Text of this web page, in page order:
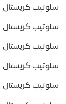
سلوتيب
سلوتيب كريستال
سلوتيب كريستال
سلوتيب كريستال
سلوتيب كريستال